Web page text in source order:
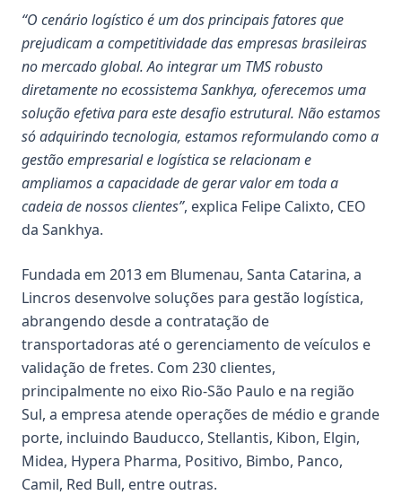
“O cenário logístico é um dos principais fatores que
prejudicam a competitividade das empresas brasileiras
no mercado global. Ao integrar um TMS robusto
diretamente no ecossistema Sankhya, oferecemos uma
solução efetiva para este desafio estrutural. Não estamos
só adquirindo tecnologia, estamos reformulando como a
gestão empresarial e logística se relacionam e
ampliamos a capacidade de gerar valor em toda a
cadeia de nossos clientes”, explica Felipe Calixto, CEO
da Sankhya.
Fundada em 2013 em Blumenau, Santa Catarina, a
Lincros desenvolve soluções para gestão logística,
abrangendo desde a contratação de
transportadoras até o gerenciamento de veículos e
validação de fretes. Com 230 clientes,
principalmente no eixo Rio-São Paulo e na região
Sul, a empresa atende operações de médio e grande
porte, incluindo Bauducco, Stellantis, Kibon, Elgin,
Midea, Hypera Pharma, Positivo, Bimbo, Panco,
Camil, Red Bull, entre outras.